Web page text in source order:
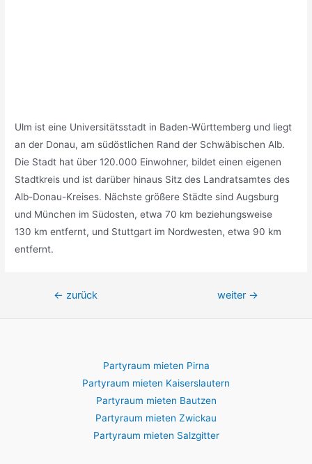
Ulm ist eine Universitätsstadt in Baden-Württemberg und liegt
an der Donau, am südöstlichen Rand der Schwäbischen Alb.
Die Stadt hat über 120.000 Einwohner, bildet einen eigenen
Stadtkreis und ist darüber hinaus Sitz des Landratsamtes des
Alb-Donau-Kreises. Nächste größere Städte sind Augsburg
und München im Südosten, etwa 70 km beziehungsweise
130 km entfernt, und Stuttgart im Nordwesten, etwa 90 km
entfernt.
Beitragsnavigation
← zurück weiter →
Partyraum mieten Pirna
Partyraum mieten Kaiserslautern
Partyraum mieten Bautzen
Partyraum mieten Zwickau
Partyraum mieten Salzgitter